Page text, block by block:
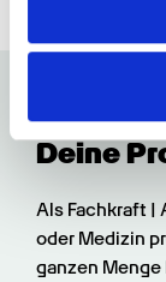
zu können und
soziale
Partner führen
weiteren Daten
gesammelt
Deine
Als Fachkraft |
oder Medizin
ganzen